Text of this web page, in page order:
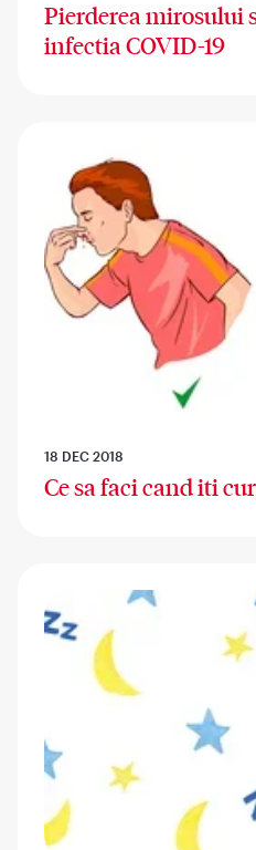
Pierderea mirosului
infectia COVID-19
18 DEC 2018
Ce sa faci cand iti